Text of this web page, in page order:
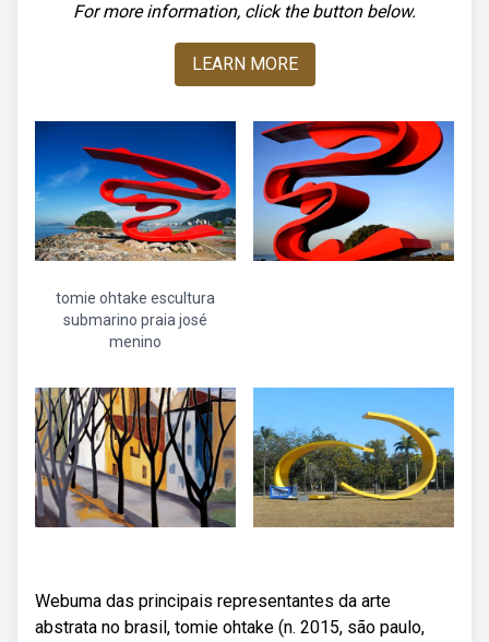
For more information, click the button below.
LEARN MORE
tomie ohtake escultura
submarino praia josé
menino
Webuma das principais representantes da arte
abstrata no brasil, tomie ohtake (n. 2015, são paulo,